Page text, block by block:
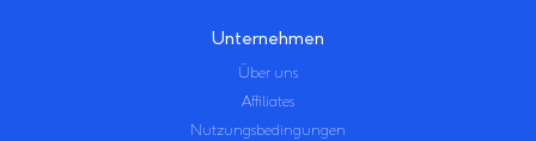
Unternehmen
Über uns
Affiliates
Nutzungsbedingungen